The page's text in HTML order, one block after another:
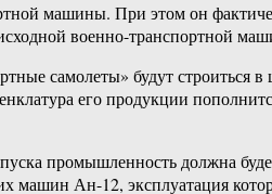
машины. При этом он
военно-транспортной
самолеты» будут строиться в
его продукции
промышленность должна
машин Ан-12, эксплуатация